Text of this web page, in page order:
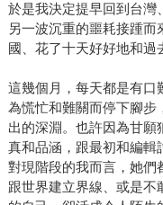
於是我決定提早回到台灣
另一波沉重的噩耗接踵
國、花了十天好好地和過
這幾個月，每天都是有口
為慌忙和難關而停下腳步
出的深淵。也許因為甘
真和品涵，跟最初和編輯
對現階段的我而言，她們
跟世界建立界線、或是不